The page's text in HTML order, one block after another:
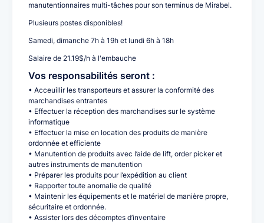
manutentionnaires multi-tâches pour son terminus de Mirabel.
Plusieurs postes disponibles!
Samedi, dimanche 7h à 19h et lundi 6h à 18h
Salaire de 21.19$/h à l'embauche
Vos responsabilités seront :
• Acceuillir les transporteurs et assurer la conformité des
marchandises entrantes
• Effectuer la réception des marchandises sur le système
informatique
• Effectuer la mise en location des produits de manière
ordonnée et efficiente
• Manutention de produits avec l’aide de lift, order picker et
autres instruments de manutention
• Préparer les produits pour l’expédition au client
• Rapporter toute anomalie de qualité
• Maintenir les équipements et le matériel de manière propre,
sécuritaire et ordonnée.
• Assister lors des décomptes d’inventaire